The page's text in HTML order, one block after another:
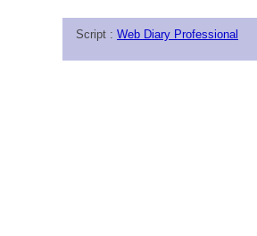
Script : Web Diary Professional